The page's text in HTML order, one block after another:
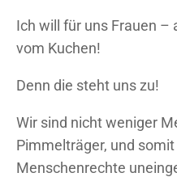
Ich will für uns Frauen –
vom Kuchen!
Denn die steht uns zu!
Wir sind nicht weniger
Pimmelträger, und
Menschenrechte